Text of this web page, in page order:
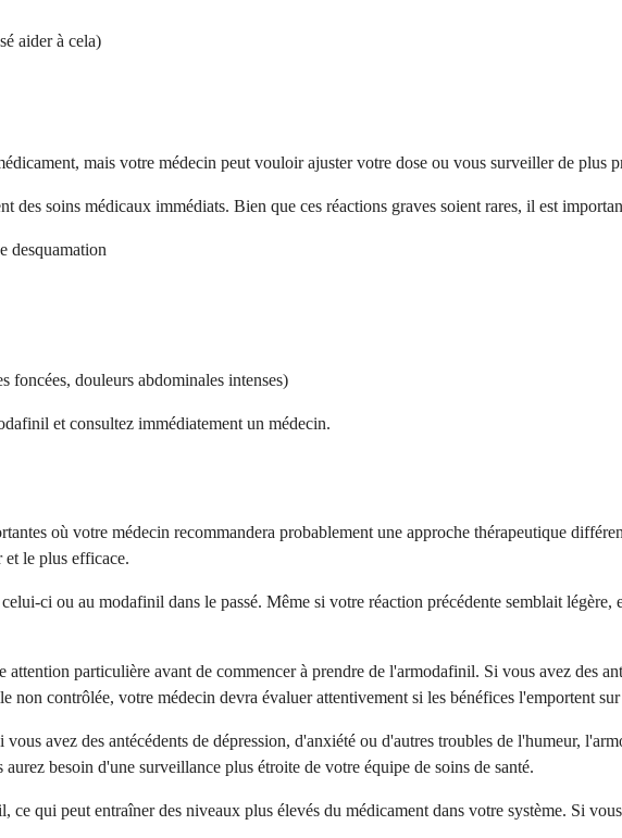
aider à cela)
mais votre médecin peut vouloir ajuster votre dose ou vous surveiller de plus
soins médicaux immédiats. Bien que ces réactions graves soient rares, il est
desquamation
foncées, douleurs abdominales intenses)
et consultez immédiatement un médecin.
où votre médecin recommandera probablement une approche thérapeutique
et le plus efficace.
ci ou au modafinil dans le passé. Même si votre réaction précédente semblait
particulière avant de commencer à prendre de l'armodafinil. Si vous avez des
contrôlée, votre médecin devra évaluer attentivement si les bénéfices l'emportent sur
avez des antécédents de dépression, d'anxiété ou d'autres troubles de l'humeur,
besoin d'une surveillance plus étroite de votre équipe de soins de santé.
qui peut entraîner des niveaux plus élevés du médicament dans votre système. Si